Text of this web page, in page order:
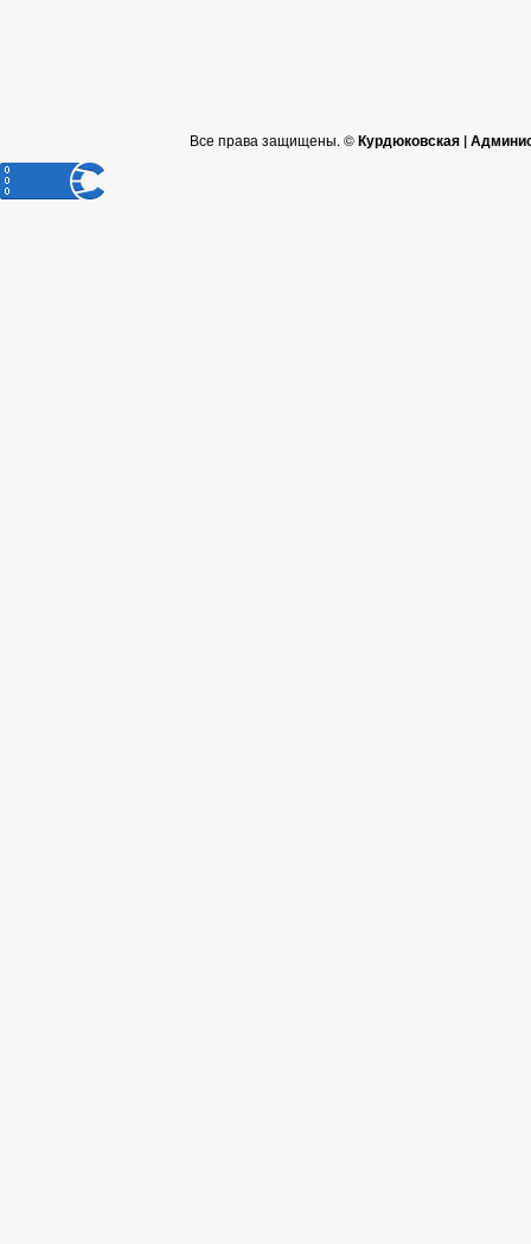
Все права защищены. ©Курдюковская |